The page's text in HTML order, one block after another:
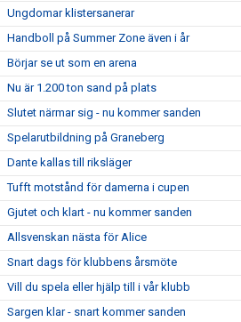
Ungdomar klistersanerar
Handboll på Summer Zone även i år
Börjar se ut som en arena
Nu är 1.200 ton sand på plats
Slutet närmar sig - nu kommer sanden
Spelarutbildning på Graneberg
Dante kallas till riksläger
Tufft motstånd för damerna i cupen
Gjutet och klart - nu kommer sanden
Allsvenskan nästa för Alice
Snart dags för klubbens årsmöte
Vill du spela eller hjälp till i vår klubb
Sargen klar - snart kommer sanden